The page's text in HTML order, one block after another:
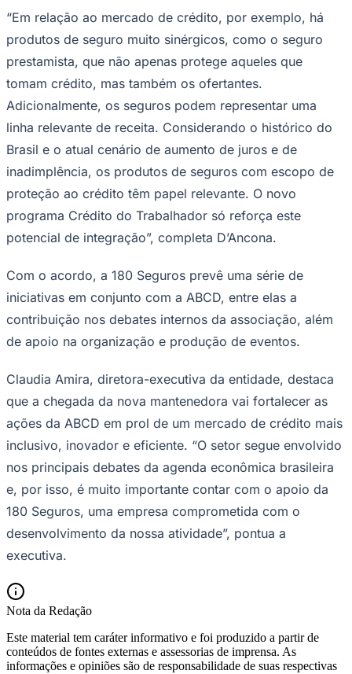
UFC
Tênis (ATP)
MLB
NHL
Vôlei
NBB
Competições de Futebol
Brasileirão Série A
Brasileirão Série B
Copa do Brasil
Libertadores
Copa América
Premier League
La Liga
Bundesliga
Mundial 2026
Times - Ir direto
“Em relação ao mercado de crédito, por exemplo, há
produtos de seguro muito sinérgicos, como o seguro
prestamista, que não apenas protege aqueles que
tomam crédito, mas também os ofertantes.
Adicionalmente, os seguros podem representar uma
linha relevante de receita. Considerando o histórico do
Brasil e o atual cenário de aumento de juros e de
inadimplência, os produtos de seguros com escopo de
proteção ao crédito têm papel relevante. O novo
programa Crédito do Trabalhador só reforça este
potencial de integração”, completa D’Ancona.
Com o acordo, a 180 Seguros prevê uma série de
iniciativas em conjunto com a ABCD, entre elas a
contribuição nos debates internos da associação, além
de apoio na organização e produção de eventos.
Claudia Amira, diretora-executiva da entidade, destaca
que a chegada da nova mantenedora vai fortalecer as
ações da ABCD em prol de um mercado de crédito mais
inclusivo, inovador e eficiente. “O setor segue envolvido
nos principais debates da agenda econômica brasileira
e, por isso, é muito importante contar com o apoio da
180 Seguros, uma empresa comprometida com o
desenvolvimento da nossa atividade”, pontua a
executiva.
Nota da Redação
Este material tem caráter informativo e foi produzido a partir de
conteúdos de fontes externas e assessorias de imprensa. As
informações e opiniões são de responsabilidade de suas respectivas